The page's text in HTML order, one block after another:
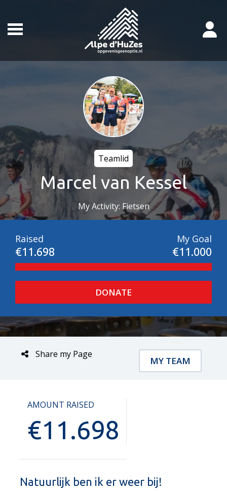
Teamlid
Marcel van Kessel
My Activity: Fietsen
Raised
€11.698
My Goal
€11.000
DONATE
Share my Page
MY TEAM
AMOUNT RAISED
€11.698
Natuurlijk ben ik er weer bij!